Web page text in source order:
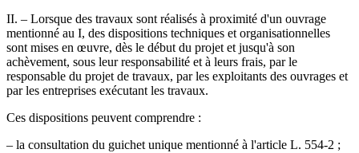
II. – Lorsque des travaux sont réalisés à proximité d'un ouvrage
mentionné au I, des dispositions techniques et organisationnelles
sont mises en œuvre, dès le début du projet et jusqu'à son
achèvement, sous leur responsabilité et à leurs frais, par le
responsable du projet de travaux, par les exploitants des ouvrages et
par les entreprises exécutant les travaux.
Ces dispositions peuvent comprendre :
– la consultation du guichet unique mentionné à l'article L. 554-2 ;